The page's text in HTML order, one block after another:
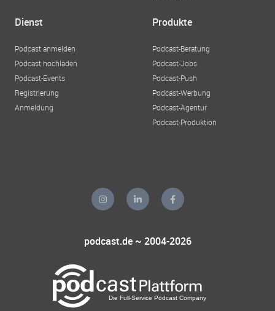
Dienst
Podcast anmelden
Podcast hochladen
Podcast-Events
Registrierung
Anmeldung
Produkte
Podcast-Beratung
Podcast-Jobs
Podcast-Push
Podcast-Werbung
Podcast-Agentur
Podcast-Produktion
podcast.de ~ 2004-2026